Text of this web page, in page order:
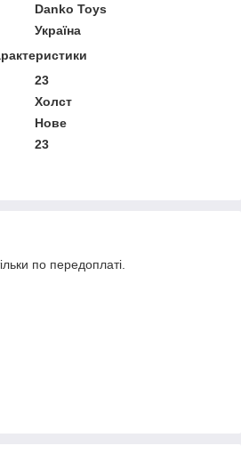
Danko Toys
Україна
23
Холст
Нове
23
по передоплаті.